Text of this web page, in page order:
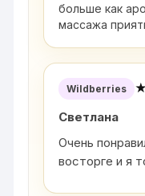
больше как
массажа
Wildberries
Светлана
Очень
восторге и я